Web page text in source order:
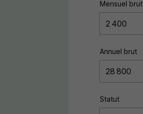
Mensuel brut
Annuel brut
Statut